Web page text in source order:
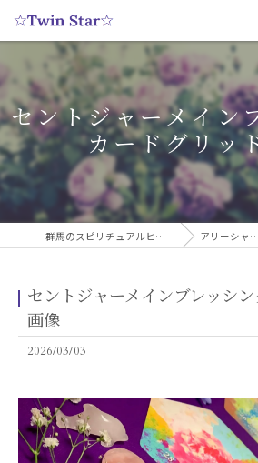
セントジャーメイン
カードグリッ
群馬のスピリチュアルヒーリングサロンなら実績多数の☆Twin Star☆ アリーシャのスピリチュアルブログ
セントジャーメインブレッシ
画像
2026/03/03